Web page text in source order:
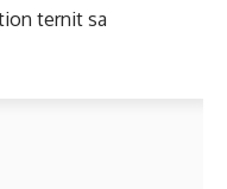
ternit sa